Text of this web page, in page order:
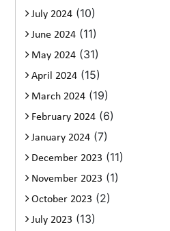
July 2024 (10)
June 2024 (11)
May 2024 (31)
April 2024 (15)
March 2024 (19)
February 2024 (6)
January 2024 (7)
December 2023 (11)
November 2023 (1)
October 2023 (2)
July 2023 (13)